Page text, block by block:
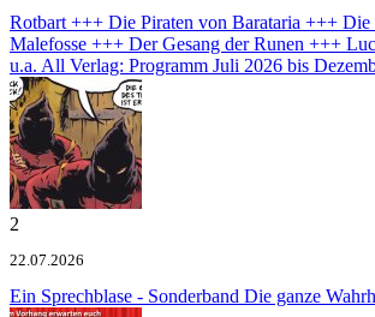
Rotbart +++ Die Piraten von Barataria +++ Die
Malefosse +++ Der Gesang der Runen +++
u.a. All Verlag: Programm Juli 2026 bis
2
22.07.2026
Ein Sprechblase - Sonderband Die ganze